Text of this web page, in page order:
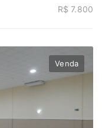
nós para encontrar o
R$ 7.800
Venda